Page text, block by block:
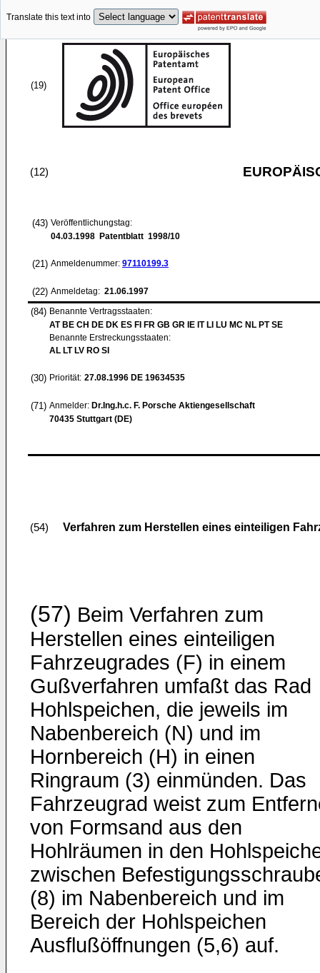
Translate this text into
(19)
(12)
(43) Veröffentlichungstag:
04.03.1998 Patentblatt 1998/10
(21) Anmeldenummer: 97110199.3
(22) Anmeldetag: 21.06.1997
(84) Benannte Vertragsstaaten:
AT BE CH DE DK ES FI FR GB GR IE IT LI LU MC NL PT SE
Benannte Erstreckungsstaaten:
AL LT LV RO SI
(30) Priorität: 27.08.1996 DE 19634535
(71) Anmelder: Dr.Ing.h.c. F. Porsche Aktiengesellschaft
70435 Stuttgart (DE)
(54) Verfahren zum Herstellen eines einteiligen
(57) Beim Verfahren zum
Herstellen eines einteiligen
Fahrzeugrades (F) in einem
Gußverfahren umfaßt das Rad
Hohlspeichen, die jeweils im
Nabenbereich (N) und im
Hornbereich (H) in einen
Ringraum (3) einmünden. Das
Fahrzeugrad weist zum
von Formsand aus den
Hohlräumen in den
zwischen
(8) im Nabenbereich und im
Bereich der Hohlspeichen
Ausflußöffnungen (5,6) auf.